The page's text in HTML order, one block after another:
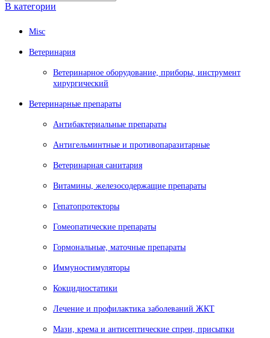
В категории
Misc
Ветеринария
Ветеринарное оборудование, приборы, инструмент
хирургический
Ветеринарные препараты
Антибактериальные препараты
Антигельминтные и противопаразитарные
Ветеринарная санитария
Витамины, железосодержащие препараты
Гепатопротекторы
Гомеопатические препараты
Гормональные, маточные препараты
Иммуностимуляторы
Кокцидиостатики
Лечение и профилактика заболеваний ЖКТ
Мази, крема и антисептические спреи, присыпки